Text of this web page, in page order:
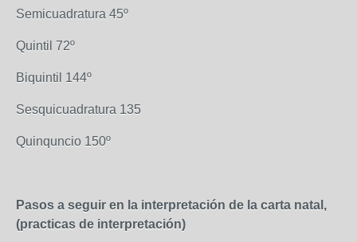
Semicuadratura 45º
Quintil 72º
Biquintil 144º
Sesquicuadratura 135
Quinquncio 150º
Pasos a seguir en la interpretación de la carta natal,
(practicas de interpretación)